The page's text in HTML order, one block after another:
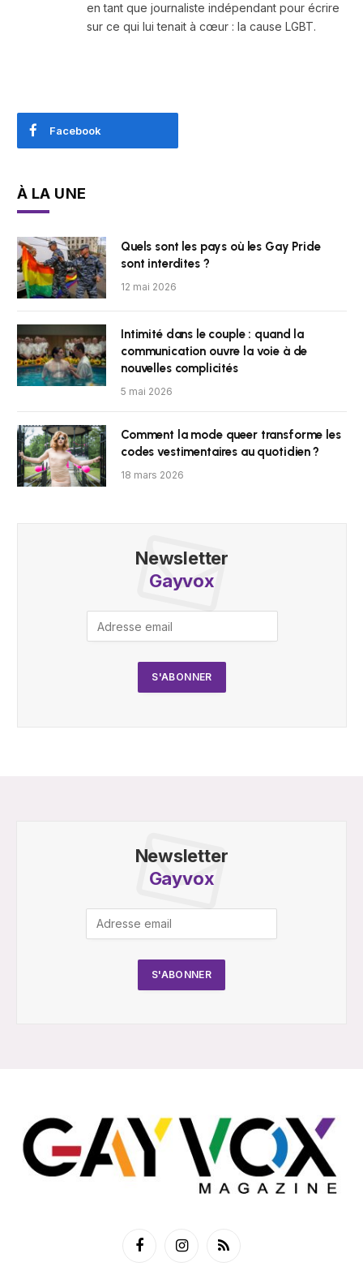
en tant que journaliste indépendant pour écrire
sur ce qui lui tenait à cœur : la cause LGBT.
Facebook
À LA UNE
Quels sont les pays où les Gay Pride
sont interdites ?
12 mai 2026
Intimité dans le couple : quand la
communication ouvre la voie à de
nouvelles complicités
5 mai 2026
Comment la mode queer transforme les
codes vestimentaires au quotidien ?
18 mars 2026
Newsletter
Gayvox
Newsletter
Gayvox
FacebookInstagramRSS